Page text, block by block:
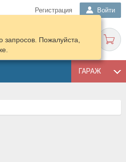
Регистрация Войти
ГАРАЖ
Пожалуйста,